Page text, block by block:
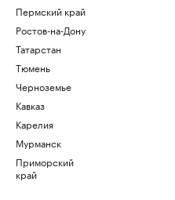
Пермский край
Ростов-на-Дону
Татарстан
Тюмень
Черноземье
Кавказ
Карелия
Мурманск
Приморский
край